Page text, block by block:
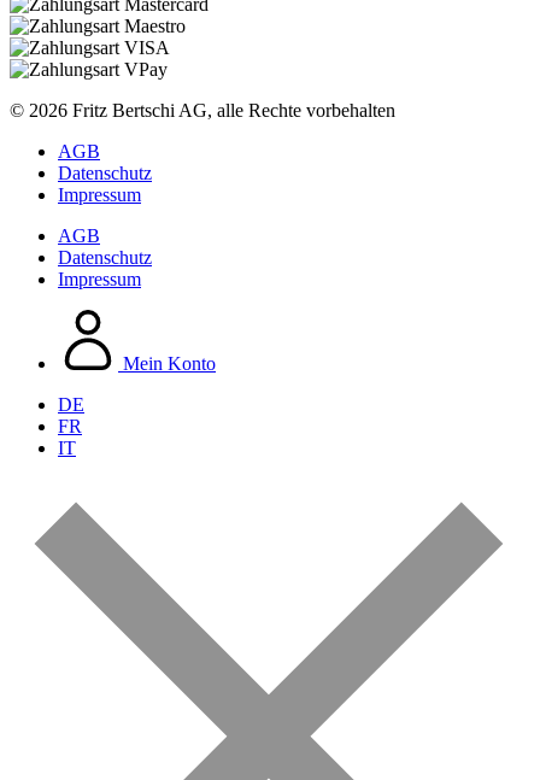
© 2026 Fritz Bertschi AG, alle Rechte vorbehalten
AGB
Datenschutz
Impressum
AGB
Datenschutz
Impressum
Mein Konto
DE
FR
IT